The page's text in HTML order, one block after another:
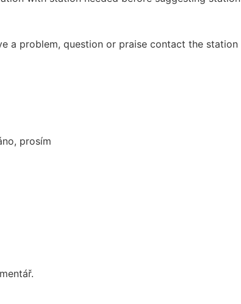
a problem, question or praise contact the station
prosím